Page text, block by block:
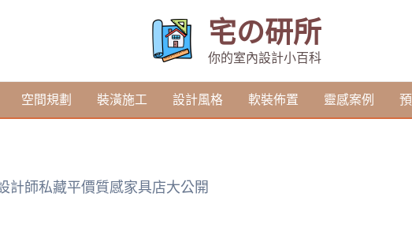
宅の研所
你的室內設計小百科
空間規劃 裝潢施工 設計風格 軟裝佈置 靈感案例
計師私藏平價質感家具店大公開